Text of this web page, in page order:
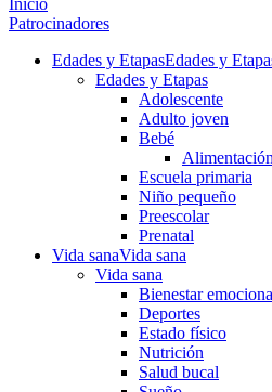
Inicio
Patrocinadores
Edades y EtapasEdades y
Edades y Etapas
Adolescente
Adulto joven
Bebé
Escuela primaria
Niño pequeño
Preescolar
Prenatal
Vida sanaVida sana
Vida sana
Bienestar
Deportes
Estado físico
Nutrición
Salud bucal